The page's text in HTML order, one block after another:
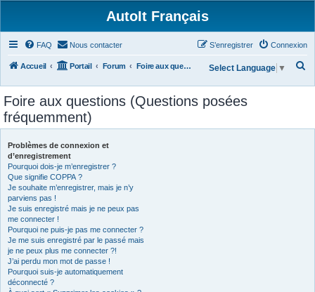
AutoIt Français
FAQ Nous contacter Connexion
S’enregistrer
Accueil Portail Forum Foire aux questions (Questions posées fréquemment) Select Language ▼
Foire aux questions (Questions posées
fréquemment)
Problèmes de connexion et
d’enregistrement
Pourquoi dois-je m’enregistrer ?
Que signifie COPPA ?
Je souhaite m’enregistrer, mais je n’y
parviens pas !
Je suis enregistré mais je ne peux pas
me connecter !
Pourquoi ne puis-je pas me connecter ?
Je me suis enregistré par le passé mais
je ne peux plus me connecter ?!
J’ai perdu mon mot de passe !
Pourquoi suis-je automatiquement
déconnecté ?